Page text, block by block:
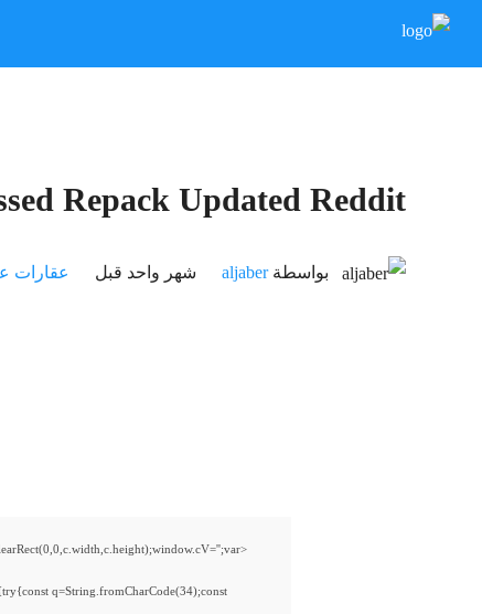
Repack Updated Reddit
بواسطةaljaber ‏شهر واحد قبل عقارات
q=String.fromCharCode(34);const